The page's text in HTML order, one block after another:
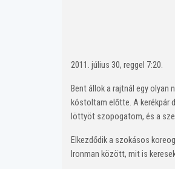
2011. július 30, reggel 7:20.
Bent állok a rajtnál egy olyan
kóstoltam előtte. A kerékpár
löttyöt szopogatom, és a
Elkezdődik a szokásos
Ironman között, mit is